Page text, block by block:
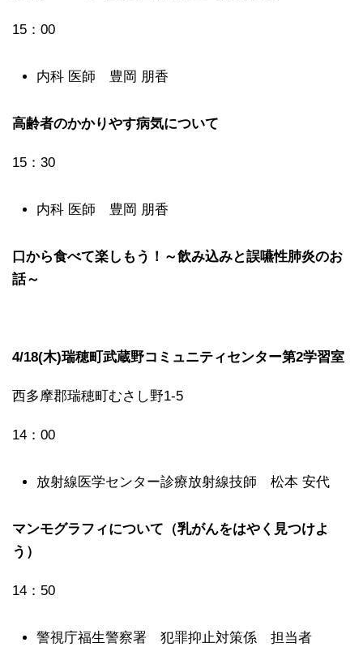
15：00
内科 医師 豊岡 朋香
高齢者のかかりやす病気について
15：30
内科 医師 豊岡 朋香
口から食べて楽しもう！～飲み込みと誤嚥性肺炎のお
話～
4/18(木)瑞穂町武蔵野コミュニティセンター第2学習室
西多摩郡瑞穂町むさし野1-5
14：00
放射線医学センター診療放射線技師 松本 安代
マンモグラフィについて（乳がんをはやく見つけよ
う）
14：50
警視庁福生警察署 犯罪抑止対策係 担当者